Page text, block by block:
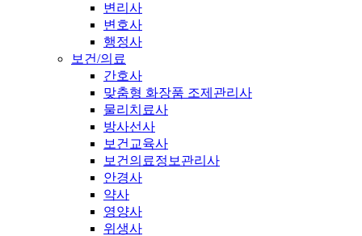
변리사
변호사
행정사
보건/의료
간호사
맞춤형 화장품 조제관리사
물리치료사
방사선사
보건교육사
보건의료정보관리사
안경사
약사
영양사
위생사